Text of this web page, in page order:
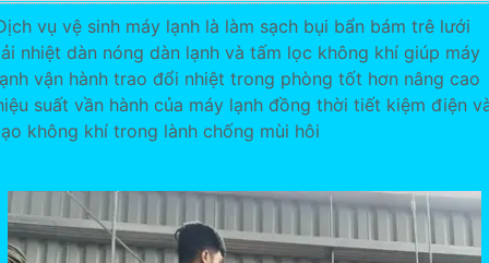
vụ vệ sinh máy lạnh là làm sạch bụi bẩn bám trê lưới
nhiệt dàn nóng dàn lạnh và tấm lọc không khí giúp máy
vận hành trao đổi nhiệt trong phòng tốt hơn nâng cao
suất vần hành của máy lạnh đồng thời tiết kiệm điện
không khí trong lành chống mùi hôi